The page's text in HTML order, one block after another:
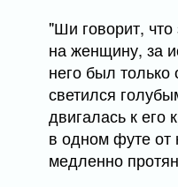
"Ши говорит,
на женщину, за
него был только
светился
двигалась к его
в одном футе от
медленно